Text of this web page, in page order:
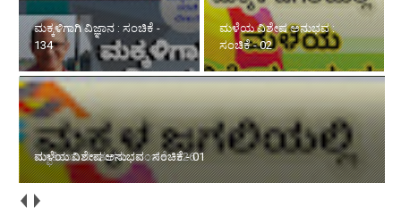
ಮಳೆಯ ವಿಶೇಷ ಅನುಭವ :
ಸಂಚಿಕೆ - 02
ಸ್ಫೂರ್ತಿಯ ಮಾತುಗಳು : ಸಂಚಿಕೆ -
226
ಮಳೆಯ ವಿಶೇಷ ಅನುಭವ : ಸಂಚಿಕೆ - 01